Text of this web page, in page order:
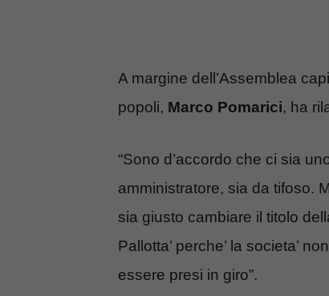
A margine dell’Assemblea
popoli, Marco Pomarici, ha
“Sono d’accordo che ci sia
amministratore, sia da tifoso.
sia giusto cambiare il titolo
Pallotta’ perche’ la societa’
essere presi in giro”.